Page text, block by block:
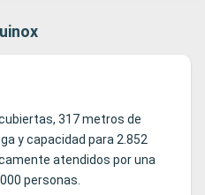
317 metros de
y capacidad para 2.852
atendidos por una
personas.